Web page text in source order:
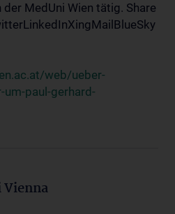
MedUni Wien tätig. Share
web/ueber-
paul-gerhard-